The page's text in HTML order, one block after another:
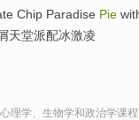
Chip Paradise Pie
天堂派配冰激凌
理学、生物学和政治学课